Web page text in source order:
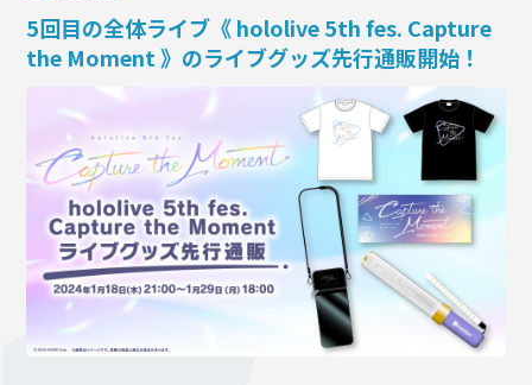
COLLABORATION
SUPPORT ADVERTISING
OFFICIAL SHOP
HOLODULE
会社概要
プライバシーポリシー
未成年の方々へのお願い
二次創作ガイドライン
5回目の全体ライブ《 hololive 5th fes. Capture
the Moment 》のライブグッズ先行通販開始！